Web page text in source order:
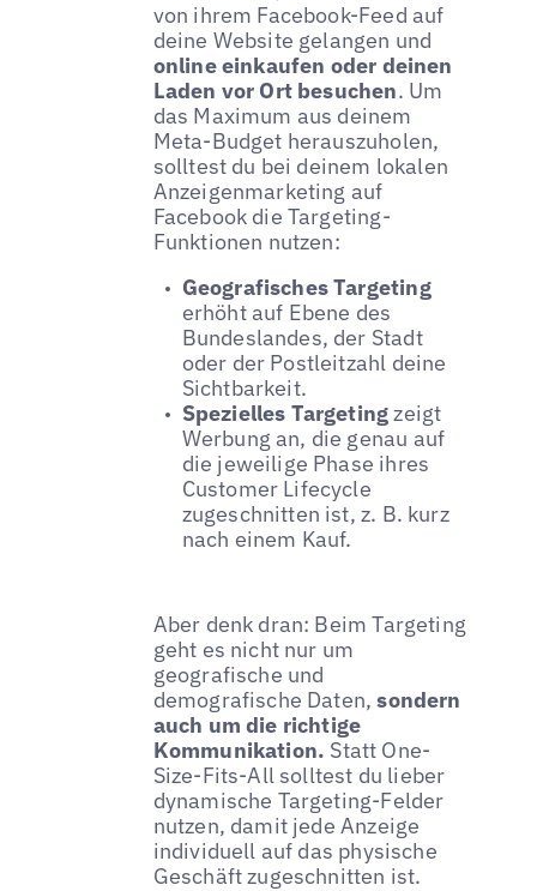
von ihrem Facebook-Feed auf
deine Website gelangen und
online einkaufen oder deinen
Laden vor Ort besuchen. Um
das Maximum aus deinem
Meta-Budget herauszuholen,
solltest du bei deinem lokalen
Anzeigenmarketing auf
Facebook die Targeting-
Funktionen nutzen:
Geografisches Targeting
erhöht auf Ebene des
Bundeslandes, der Stadt
oder der Postleitzahl deine
Sichtbarkeit.
Spezielles Targetingzeigt
Werbung an, die genau auf
die jeweilige Phase ihres
Customer Lifecycle
zugeschnitten ist, z. B. kurz
nach einem Kauf.
Aber denk dran: Beim Targeting
geht es nicht nur um
geografische und
demografische Daten,sondern
auch um die richtige
Kommunikation. Statt One-
Size-Fits-All solltest du lieber
dynamische Targeting-Felder
nutzen, damit jede Anzeige
individuell auf das physische
Geschäft zugeschnitten ist.